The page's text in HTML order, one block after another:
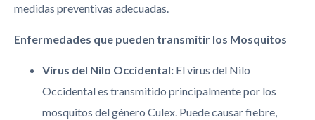
medidas preventivas adecuadas.
Enfermedades que pueden transmitir los Mosquitos
Virus del Nilo Occidental: El virus del Nilo
Occidental es transmitido principalmente por los
mosquitos del género Culex. Puede causar fiebre,